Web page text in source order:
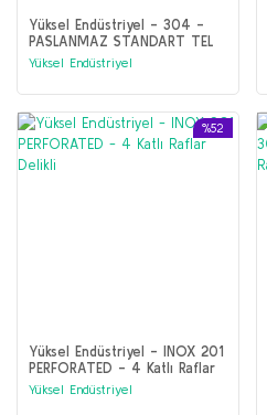
Yüksel Endüstriyel - 304 -
PASLANMAZ STANDART TEL
RAF - STANDART
Yüksel Endüstriyel
%52
Yüksel Endüstriyel - INOX 201
PERFORATED - 4 Katlı Raflar
Delikli
Yüksel Endüstriyel